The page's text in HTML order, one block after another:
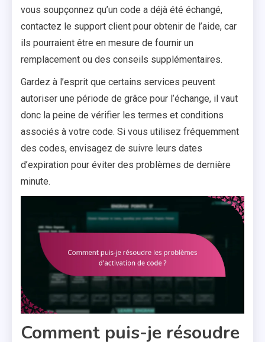
vous soupçonnez qu’un code a déjà été échangé,
contactez le support client pour obtenir de l’aide, car
ils pourraient être en mesure de fournir un
remplacement ou des conseils supplémentaires.
Gardez à l’esprit que certains services peuvent
autoriser une période de grâce pour l’échange, il vaut
donc la peine de vérifier les termes et conditions
associés à votre code. Si vous utilisez fréquemment
des codes, envisagez de suivre leurs dates
d’expiration pour éviter des problèmes de dernière
minute.
Comment puis-je résoudre